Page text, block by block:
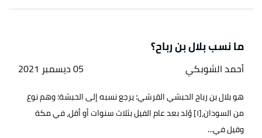
ما نسب بلال بن رباح؟
أحمد الشوبكي 05 ديسمبر 2021
هو بلال بن رباح الحبشي القرشي؛ يرجع نسبه إلى الحبشة؛ وهم نوع
من السودان،[١] وُلد بعد عام الفيل بثلاث سنوات أو أقل، في مكة
وقيل في...